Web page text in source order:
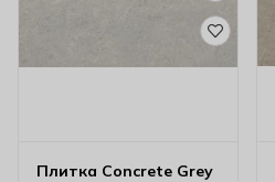
Плитка Concrete Grey